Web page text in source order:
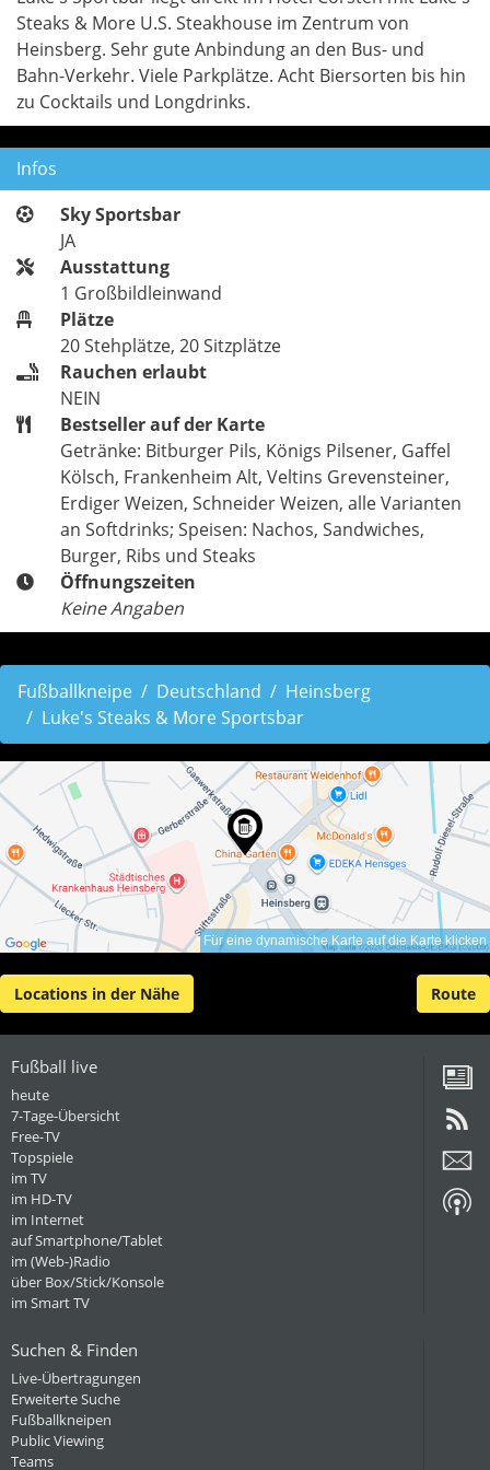
Steaks & More U.S. Steakhouse im Zentrum von
Heinsberg. Sehr gute Anbindung an den Bus- und
Bahn-Verkehr. Viele Parkplätze. Acht Biersorten bis hin
zu Cocktails und Longdrinks.
Infos
Sky Sportsbar
JA
Ausstattung
1 Großbildleinwand
Plätze
20 Stehplätze, 20 Sitzplätze
Rauchen erlaubt
NEIN
Bestseller auf der Karte
Getränke: Bitburger Pils, Königs Pilsener, Gaffel
Kölsch, Frankenheim Alt, Veltins Grevensteiner,
Erdiger Weizen, Schneider Weizen, alle Varianten
an Softdrinks; Speisen: Nachos, Sandwiches,
Burger, Ribs und Steaks
Öffnungszeiten
Keine Angaben
Fußballkneipe Deutschland
Heinsberg
Luke's Steaks & More Sportsbar
Für eine dynamische Karte auf die Karte klicken
Locations in der Nähe Route
Fußball live
heute
7-Tage-Übersicht
Free-TV
Topspiele
im TV
im HD-TV
im Internet
auf Smartphone/Tablet
im (Web-)Radio
über Box/Stick/Konsole
im Smart TV
Suchen & Finden
Live-Übertragungen
Erweiterte Suche
Fußballkneipen
Public Viewing
Teams